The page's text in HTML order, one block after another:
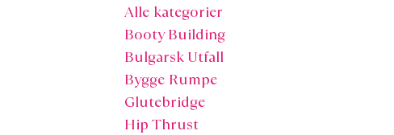
Alle kategorier
Booty Building
Bulgarsk Utfall
Bygge Rumpe
Glutebridge
Hip Thrust